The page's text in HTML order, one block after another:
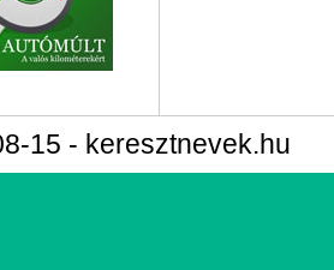
15 - keresztnevek.hu